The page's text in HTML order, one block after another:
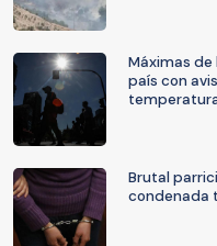
Máximas de
país con
Brutal
condenada